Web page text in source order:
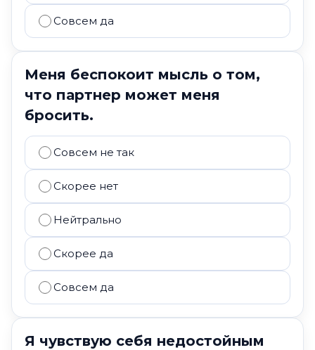
Совсем да
Меня беспокоит мысль о том,
что партнер может меня
бросить.
Совсем не так
Скорее нет
Нейтрально
Скорее да
Совсем да
Я чувствую себя недостойным